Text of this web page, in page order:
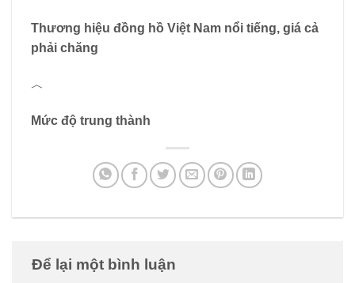
Thương hiệu đồng hồ Việt Nam nổi tiếng, giá cả
phải chăng
︿
Mức độ trung thành
Để lại một bình luận